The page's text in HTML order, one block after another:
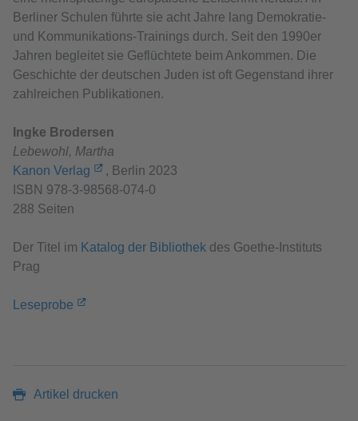
Berliner Schulen führte sie acht Jahre lang Demokratie-
und Kommunikations-Trainings durch. Seit den 1990er
Jahren begleitet sie Geflüchtete beim Ankommen. Die
Geschichte der deutschen Juden ist oft Gegenstand ihrer
zahlreichen Publikationen.
Ingke Brodersen
Lebewohl, Martha
Kanon Verlag
, Berlin 2023
ISBN 978-3-98568-074-0
288 Seiten
Der Titel im Katalog der Bibliothek des Goethe-Instituts
Prag
Leseprobe
Artikel drucken